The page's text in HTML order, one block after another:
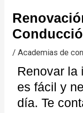
/Academias de
Renovar la
es fácil y
día. Te